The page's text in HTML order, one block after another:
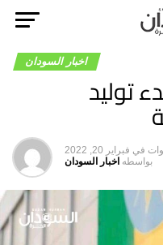
اخبار السودان
توليد
في فبراير 20, 2022
بواسطه اخبار السودان